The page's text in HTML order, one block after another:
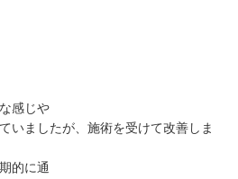
感じや
いましたが、施術を受けて改善しま
的に通